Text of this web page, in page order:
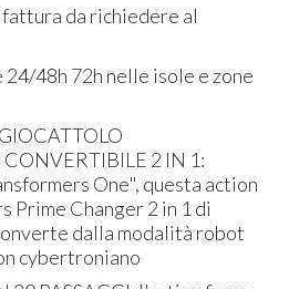
da richiedere al
48h 72h nelle isole e zone
2 IN 1:
One", questa action
Prime Changer 2 in 1 di
dalla modalità robot
cybertroniano